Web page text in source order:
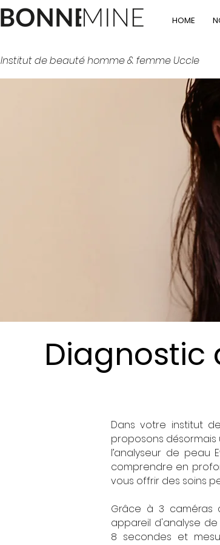
HOME
Institut de beauté homme & femme Uccle
Diagnostic
Dans votre institut
proposons
l’analyseur de
comprendre en
vous offrir des soins
Grâce à 3 caméras
appareil d'analyse
8 secondes et